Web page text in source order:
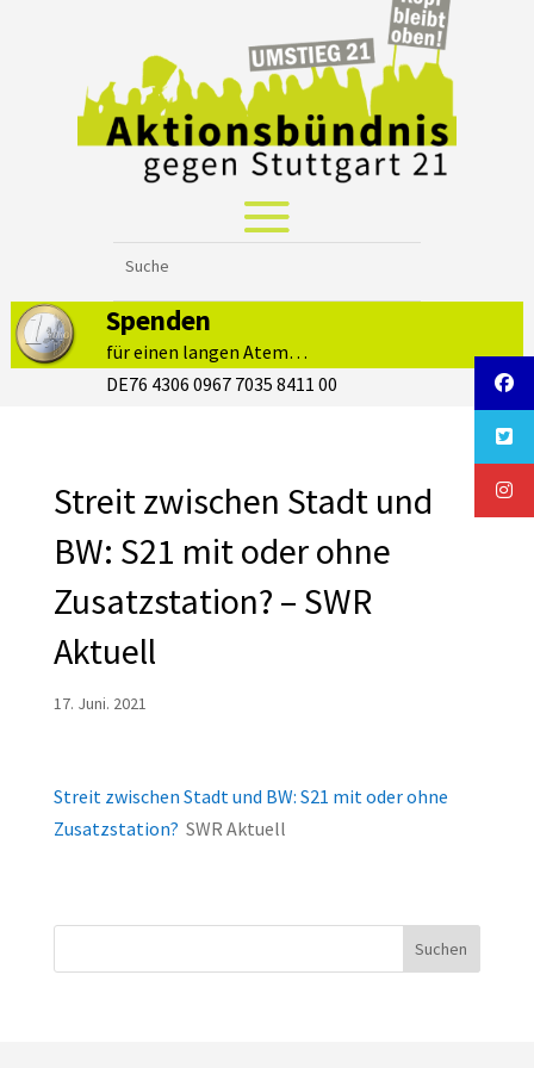
Spenden
für einen langen Atem…
DE76 4306 0967 7035 8411 00
Streit zwischen Stadt und
BW: S21 mit oder ohne
Zusatzstation? – SWR
Aktuell
17. Juni. 2021
Streit zwischen Stadt und BW: S21 mit oder ohne
Zusatzstation? SWR Aktuell
Suchen